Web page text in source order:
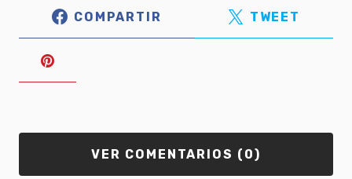
COMPARTIR TWEET
VER COMENTARIOS (0)